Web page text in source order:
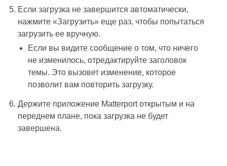
Если загрузка не завершится автоматически,
нажмите «Загрузить» еще раз, чтобы попытаться
загрузить ее вручную.
Если вы видите сообщение о том, что ничего
не изменилось, отредактируйте заголовок
темы. Это вызовет изменение, которое
позволит вам повторить загрузку.
Держите приложение Matterport открытым и на
переднем плане, пока загрузка не будет
завершена.